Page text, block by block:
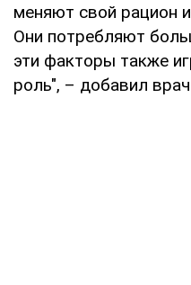
меняют свой рацион
Они потребляют
эти факторы также
роль", – добавил